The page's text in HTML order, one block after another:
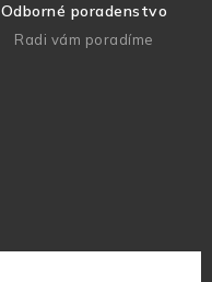
Odborné poradenstvo
Radi vám poradíme